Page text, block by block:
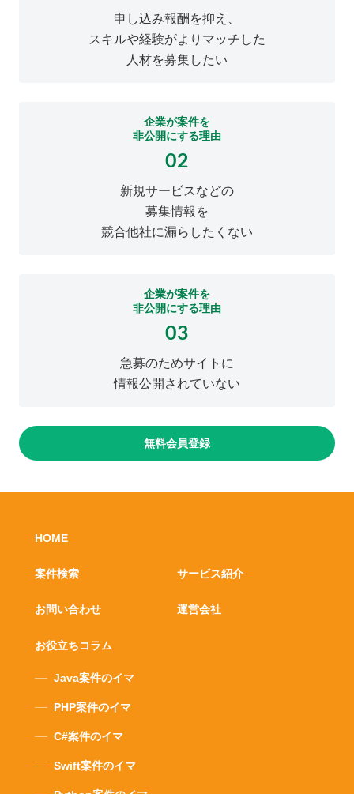
申し込み報酬を抑え、
スキルや経験がよりマッチした
人材を募集したい
企業が案件を
非公開にする理由
02
新規サービスなどの
募集情報を
競合他社に漏らしたくない
企業が案件を
非公開にする理由
03
急募のためサイトに
情報公開されていない
無料会員登録
HOME
案件検索 サービス紹介
運営会社
お問い合わせ
お役立ちコラム
Java案件のイマ
PHP案件のイマ
C#案件のイマ
Swift案件のイマ